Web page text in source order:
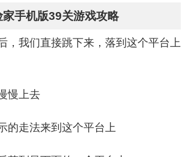
手机版39关游戏攻略
，我们直接跳下来，落到这个平台上
慢上去
的走法来到这个平台上